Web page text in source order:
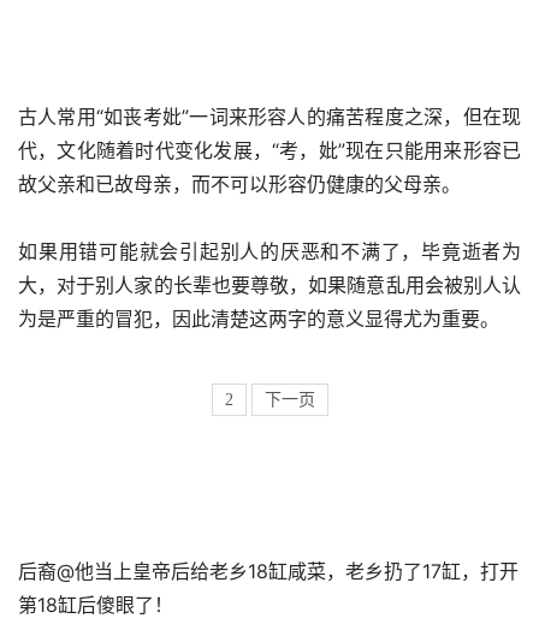
古人常用“如丧考妣”一词来形容人的痛苦程度之深，但在现
代，文化随着时代变化发展，“考，妣”现在只能用来形容已
故父亲和已故母亲，而不可以形容仍健康的父母亲。
如果用错可能就会引起别人的厌恶和不满了，毕竟逝者为
大，对于别人家的长辈也要尊敬，如果随意乱用会被别人认
为是严重的冒犯，因此清楚这两字的意义显得尤为重要。
2 下一页
后裔@他当上皇帝后给老乡18缸咸菜，老乡扔了17缸，打开
第18缸后傻眼了！